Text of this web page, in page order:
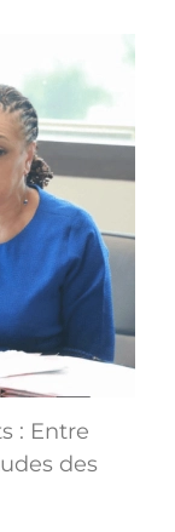
: Entre
des